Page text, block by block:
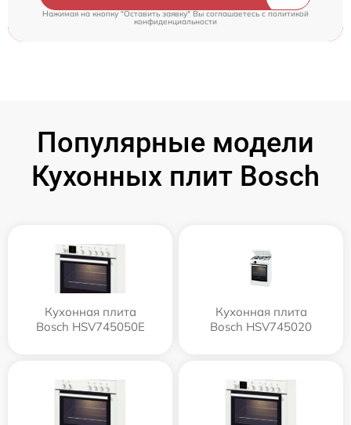
Нажимая на кнопку "Оставить заявку" Вы соглашаетесь cполитикой
конфиденциальности
Популярные модели
Кухонных плит Bosch
Кухонная плита
Bosch HSV745050E
Кухонная плита
Bosch HSV745020